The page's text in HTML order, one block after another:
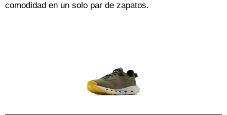
comodidad en un solo par de zapatos.